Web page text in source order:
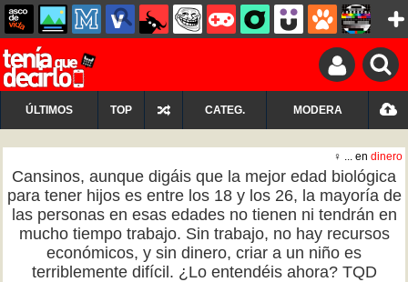
ÚLTIMOS TOP CATEG. MODERA
♀ ... en dinero
Cansinos, aunque digáis que la mejor edad biológica
para tener hijos es entre los 18 y los 26, la mayoría de
las personas en esas edades no tienen ni tendrán en
mucho tiempo trabajo. Sin trabajo, no hay recursos
económicos, y sin dinero, criar a un niño es
terriblemente difícil. ¿Lo entendéis ahora? TQD